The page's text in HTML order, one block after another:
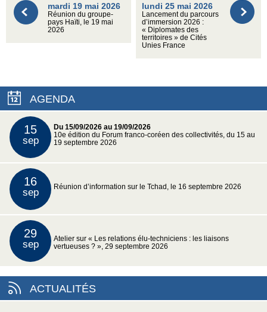
mardi 19 mai 2026
Réunion du groupe-
pays Haïti, le 19 mai
2026
lundi 25 mai 2026
Lancement du parcours
d’immersion 2026 :
« Diplomates des
territoires » de Cités
Unies France
AGENDA
15
sep
Du 15/09/2026 au 19/09/2026
10e édition du Forum franco-coréen des collectivités, du 15 au
19 septembre 2026
16
sep Réunion d’information sur le Tchad, le 16 septembre 2026
29
sep
Atelier sur « Les relations élu-techniciens : les liaisons
vertueuses ? », 29 septembre 2026
ACTUALITÉS